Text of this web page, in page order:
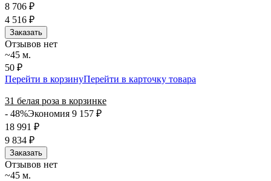
8 706 ₽
4 516 ₽
Заказать
Отзывов нет
~45 м.
50 ₽
Перейти в корзинуПерейти в карточку товара
31 белая роза в корзинке
- 48%Экономия 9 157 ₽
18 991 ₽
9 834 ₽
Заказать
Отзывов нет
~45 м.